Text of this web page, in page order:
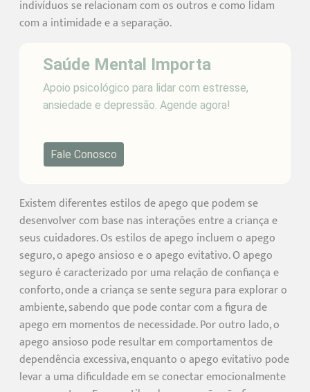
indivíduos se relacionam com os outros e como lidam
com a intimidade e a separação.
Saúde Mental Importa
Apoio psicológico para lidar com estresse,
ansiedade e depressão. Agende agora!
Fale Conosco
Existem diferentes estilos de apego que podem se
desenvolver com base nas interações entre a criança e
seus cuidadores. Os estilos de apego incluem o apego
seguro, o apego ansioso e o apego evitativo. O apego
seguro é caracterizado por uma relação de confiança e
conforto, onde a criança se sente segura para explorar o
ambiente, sabendo que pode contar com a figura de
apego em momentos de necessidade. Por outro lado, o
apego ansioso pode resultar em comportamentos de
dependência excessiva, enquanto o apego evitativo pode
levar a uma dificuldade em se conectar emocionalmente